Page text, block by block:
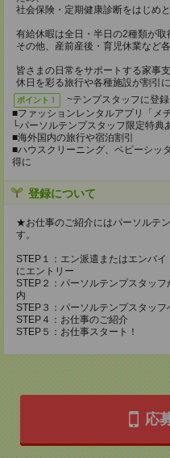
社会保険・定期健康診断をはじめ
有給休暇は全日・半日の2種類が取
その他、産前産後・育児休業など
皆さまの日常をサポートする家事支
休日を彩る旅行や各種施設が割引
ポイント！
~テンプスタッフに登
■ファッションレンタルアプリ「メ
└パーソルテンプスタッフ限定特典
■海外国内の旅行や宿泊割引
■ハウスクリーニング、ベビーシッ
得に
登録について
★お仕事のご紹介にはパーソルテ
す。
STEP１：エン派遣またはエンバ
にエントリー
STEP２：パーソルテンプスタッ
内
STEP３：パーソルテンプスタッフ
STEP４：お仕事のご紹介
STEP５：お仕事スタート！
応